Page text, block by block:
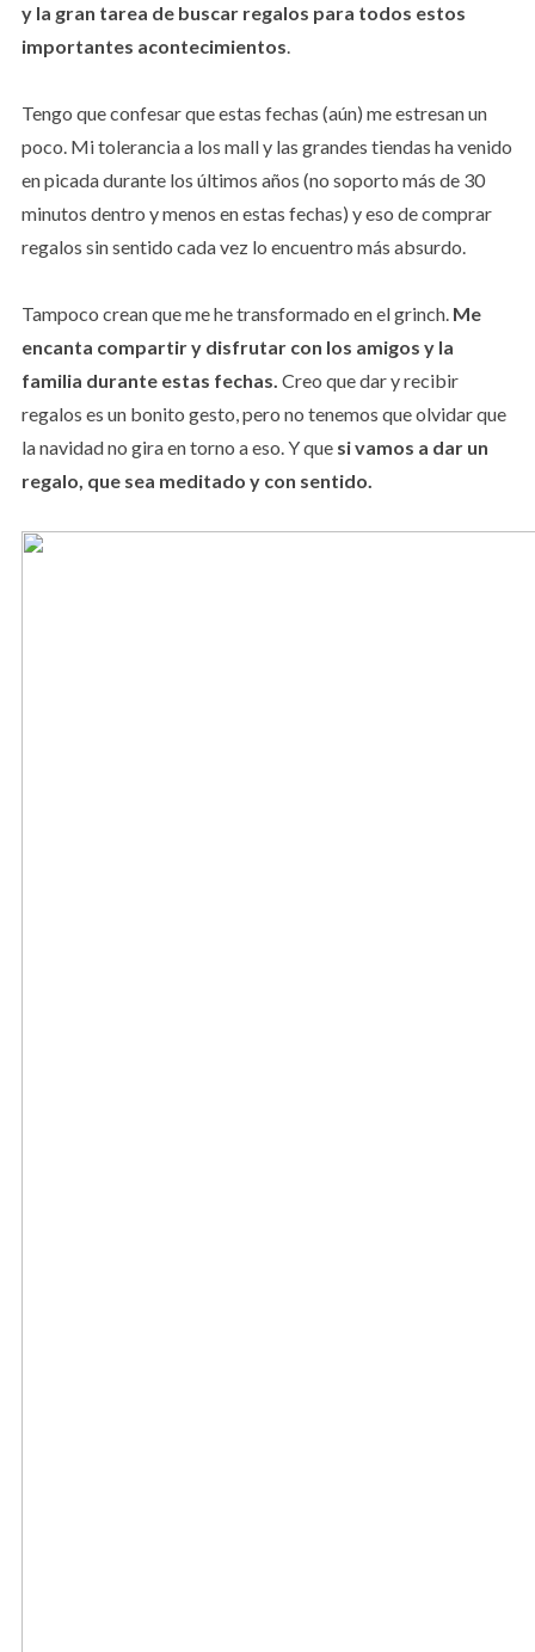
y la gran tarea de buscar regalos para todos estos
importantes acontecimientos.
Tengo que confesar que estas fechas (aún) me estresan un
poco. Mi tolerancia a los mall y las grandes tiendas ha venido
en picada durante los últimos años (no soporto más de 30
minutos dentro y menos en estas fechas) y eso de comprar
regalos sin sentido cada vez lo encuentro más absurdo.
Tampoco crean que me he transformado en el grinch. Me
encanta compartir y disfrutar con los amigos y la
familia durante estas fechas. Creo que dar y recibir
regalos es un bonito gesto, pero no tenemos que olvidar que
la navidad no gira en torno a eso. Y que si vamos a dar un
regalo, que sea meditado y con sentido.